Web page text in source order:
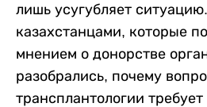
лишь усугубляет
казахстанцами, которые
мнением о донорстве
разобрались, почему
трансплантологии